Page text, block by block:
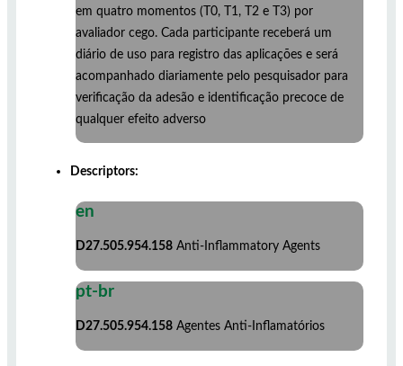
em quatro momentos (T0, T1, T2 e T3) por
avaliador cego. Cada participante receberá um
diário de uso para registro das aplicações e será
acompanhado diariamente pelo pesquisador para
verificação da adesão e identificação precoce de
qualquer efeito adverso
Descriptors:
en
D27.505.954.158 Anti-Inflammatory Agents
pt-br
D27.505.954.158 Agentes Anti-Inflamatórios